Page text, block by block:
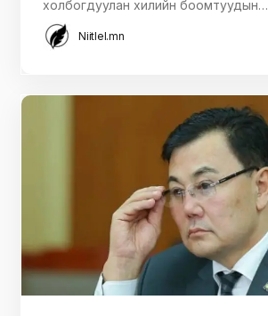
холбогдуулан хилийн боомтуудын…
Niitlel.mn